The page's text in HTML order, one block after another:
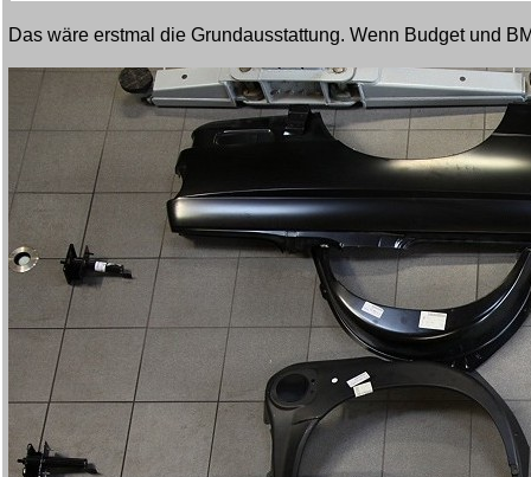
Das wäre erstmal die Grundausstattung. Wenn Budget und